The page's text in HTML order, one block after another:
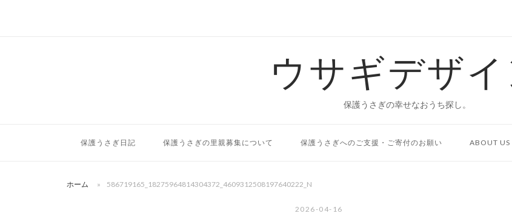
ウサギデザイ
保護うさぎの幸せなおうち探し。
保護うさぎ日記 保護うさぎの里親募集について 保護うさぎへのご支援・ご寄付のお願い ABOUT US
ホーム » 586719165_18275964814304372_4609312508197640222_N
2026-04-16